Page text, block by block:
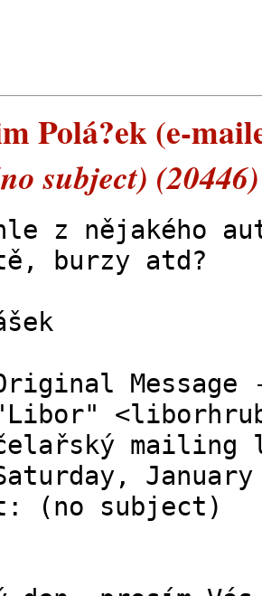
Polá?ek (e-
subject) (20446)
z nějakého
burzy atd?
January
(no subject)